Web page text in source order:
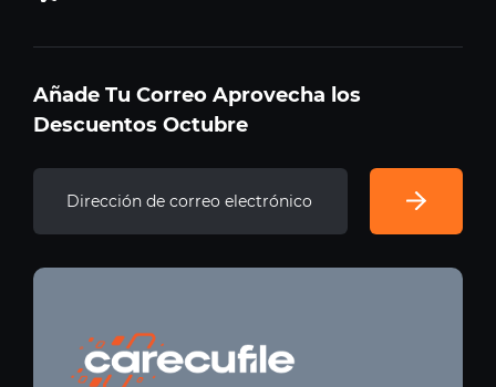
Añade Tu Correo Aprovecha los
Descuentos Octubre